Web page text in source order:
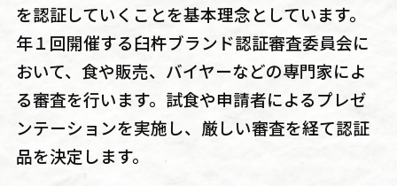
を認証していくことを基本理念としています。
年１回開催する臼杵ブランド認証審査委員会に
おいて、食や販売、バイヤーなどの専門家によ
る審査を行います。試食や申請者によるプレゼ
ンテーションを実施し、厳しい審査を経て認証
品を決定します。